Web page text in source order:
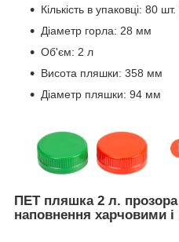
Кількість в упаковці: 80
Діаметр горла: 28 мм
Об'єм: 2 л
Висота пляшки: 358 мм
Діаметр пляшки: 94 мм
ПЕТ пляшка 2 л.
наповнення харчовими